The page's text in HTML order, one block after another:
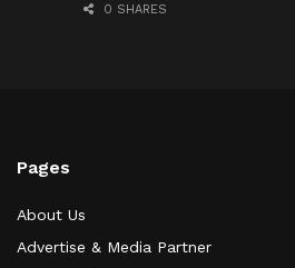
0 SHARES
Pages
About Us
Advertise & Media Partner